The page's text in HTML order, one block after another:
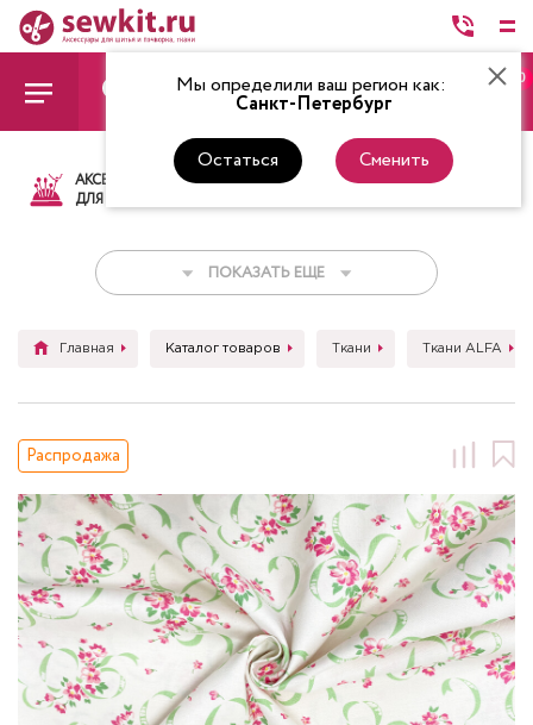
Мы определили ваш регион как:
Санкт-Петербург
Остаться Сменить
0
АКСЕССУАРЫ
ДЛЯ ШИТЬЯ
ТКАНИ НИТКИ
ПОКАЗАТЬ ЕЩЕ
Главная Каталог товаров Ткани Ткани ALFA
Распродажа